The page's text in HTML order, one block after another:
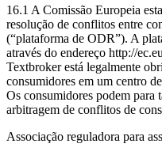
16.1 A Comissão Europeia
resolução de conflitos entre
(“plataforma de ODR”). A
através do endereço http://
Textbroker está legalmente
consumidores em um centro
Os consumidores podem para
arbitragem de conflitos de
Associação reguladora para